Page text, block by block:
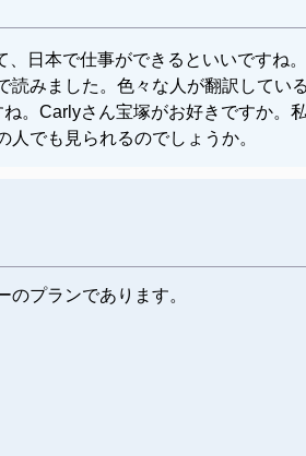
日本で仕事ができるといいですね
みました。色々な人が翻訳してい
。Carlyさん宝塚がお好きですか。
でも見られるのでしょうか。
プランであります。